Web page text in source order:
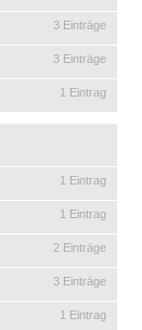
3 Einträge
3 Einträge
1 Eintrag
1 Eintrag
1 Eintrag
2 Einträge
3 Einträge
1 Eintrag